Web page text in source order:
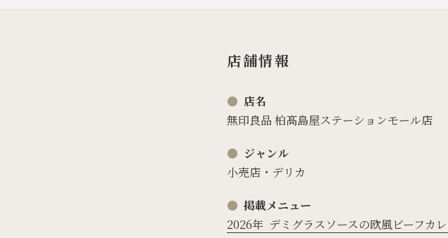
店舗情報
店名
無印良品 柏髙島屋ステーションモール店
ジャンル
小売店・デリカ
掲載メニュー
2026年 デミグラスソースの欧風ビーフカ